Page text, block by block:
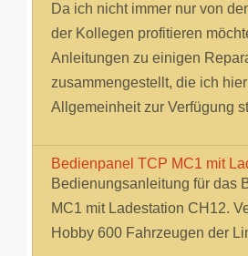
Da ich nicht immer nur von
der Kollegen profitieren
Anleitungen zu einigen
zusammengestellt, die ich
Allgemeinheit zur Verfügung
Bedienpanel TCP MC1 mit
Bedienungsanleitung für das
MC1 mit Ladestation CH12.
Hobby 600 Fahrzeugen der